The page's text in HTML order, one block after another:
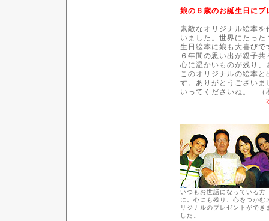
娘の６歳のお誕生日にプ
素敵なオリジナル絵本
いました。世界にたっ
生日絵本に娘も大喜び
６年間の思い出が親子
心に温かいものが残り
このオリジナルの絵本
す。ありがとうござい
いってくださいね。 （
いつもお世話になっている方
に。心にも残り、心をつかむ
リジナルのプレゼントができ
した。